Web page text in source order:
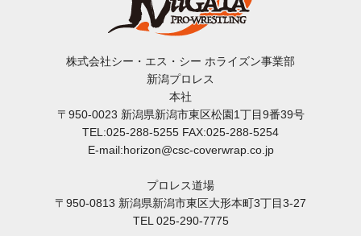
株式会社シー・エス・シー ホライズン事業部
新潟プロレス
本社
〒950-0023 新潟県新潟市東区松園1丁目9番39号
TEL:025-288-5255 FAX:025-288-5254
E-mail:horizon@csc-coverwrap.co.jp
プロレス道場
〒950-0813 新潟県新潟市東区大形本町3丁目3-27
TEL 025-290-7775